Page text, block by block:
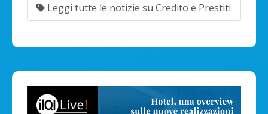
Leggi tutte le notizie su Credito e Prestiti